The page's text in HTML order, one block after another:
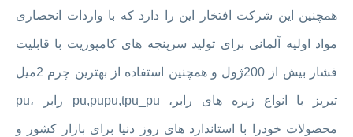
همچنین این شرکت افتخار این را دارد که با واردات انحصاری
مواد اولیه آلمانی برای تولید سرپنجه های کامپوزیت با قابلیت
فشار بیش از 200ژول و همچنین استفاده از بهترین چرم 2میل
تبریز با انواع زیره های رابر، pu,pupu,tpu_pu رابر ،pu
محصولات خودرا با استاندارد های روز دنیا برای بازار کشور و